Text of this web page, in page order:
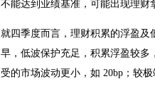
不能达到业绩基准，可能出现理
就四季度而言，理财积累的浮盈
早，低波保护充足，积累浮盈较多
受的市场波动更小，如 20bp；较